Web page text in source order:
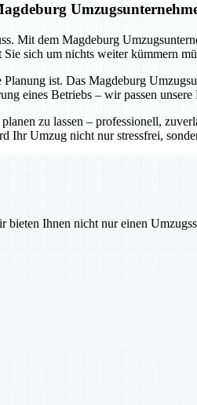
Mit dem Magdeburg
sich um nichts weiter kümmern
ist. Das Magdeburg
eines Betriebs – wir passen
zu lassen – professionell,
Umzug nicht nur stressfrei,
Ihnen nicht nur einen